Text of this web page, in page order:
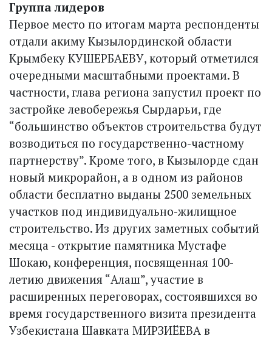
Группа лидеров
Первое место по итогам марта респонденты
отдали акиму Кызыл­ординской области
Крымбеку КУШЕРБАЕВУ, который отметился
очередными масштабными проектами. В
частности, глава региона запустил проект по
застройке левобережья Сырдарьи, где
“большинство объектов строительства будут
возводиться по государственно-частному
партнерству”. Кроме того, в Кызылорде сдан
новый микрорайон, а в одном из районов
области бесплатно выданы 2500 земельных
участков под индивидуально-жилищное
строительство. Из других заметных событий
месяца - открытие памятника Мустафе
Шокаю, конференция, посвященная 100-
летию движения “Алаш”, участие в
расширенных переговорах, состоявшихся во
время государственного визита президента
Узбекистана Шавката МИРЗИЁЕВА в